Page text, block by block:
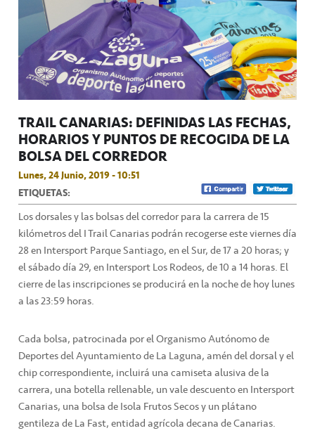
TRAIL CANARIAS: DEFINIDAS LAS FECHAS,
HORARIOS Y PUNTOS DE RECOGIDA DE LA
BOLSA DEL CORREDOR
Lunes, 24 Junio, 2019 - 10:51
ETIQUETAS:
Los dorsales y las bolsas del corredor para la carrera de 15
kilómetros del I Trail Canarias podrán recogerse este viernes día
28 en Intersport Parque Santiago, en el Sur, de 17 a 20 horas; y
el sábado día 29, en Intersport Los Rodeos, de 10 a 14 horas. El
cierre de las inscripciones se producirá en la noche de hoy lunes
a las 23:59 horas.
Cada bolsa, patrocinada por el Organismo Autónomo de
Deportes del Ayuntamiento de La Laguna, amén del dorsal y el
chip correspondiente, incluirá una camiseta alusiva de la
carrera, una botella rellenable, un vale descuento en Intersport
Canarias, una bolsa de Isola Frutos Secos y un plátano
gentileza de La Fast, entidad agrícola decana de Canarias.